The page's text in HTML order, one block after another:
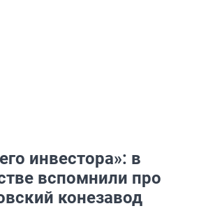
инвестора»: в
вспомнили про
конезавод